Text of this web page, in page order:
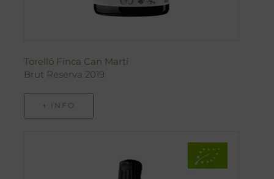
Torelló Finca Can Martí
Brut Reserva 2019
+ INFO